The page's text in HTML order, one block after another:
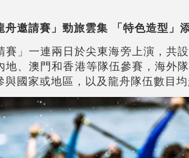
邀請賽」勁旅雲集 「特色造型」
賽」一連兩日於尖東海旁上演，共
地、澳門和香港等隊伍參賽，海外
國家或地區，以及龍舟隊伍數目均